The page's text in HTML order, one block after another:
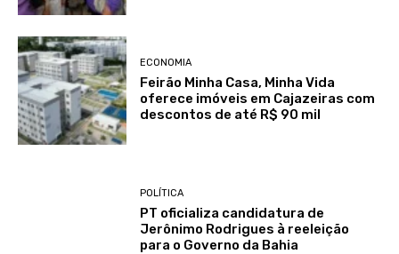
ECONOMIA
Feirão Minha Casa, Minha Vida
oferece imóveis em Cajazeiras com
descontos de até R$ 90 mil
POLÍTICA
PT oficializa candidatura de
Jerônimo Rodrigues à reeleição
para o Governo da Bahia